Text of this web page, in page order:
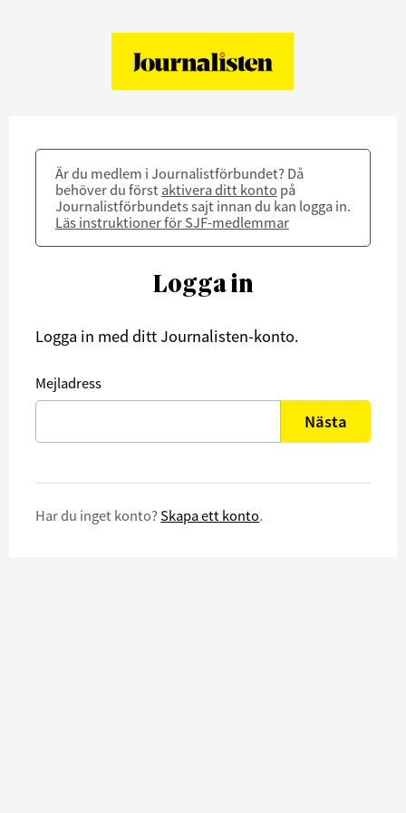
Är du medlem i Journalistförbundet? Då
behöver du först aktivera ditt konto på
Journalistförbundets sajt innan du kan logga in.
Läs instruktioner för SJF-medlemmar
Logga in
Logga in med ditt Journalisten-konto.
Mejladress
Nästa
Har du inget konto? Skapa ett konto.